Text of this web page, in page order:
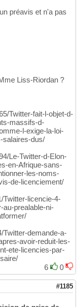
préavis et n'a pas
Liss-Riordan ?
Twitter-fait-l-objet-d-
massifs-d-
l-exige-la-loi-
salaires-dus/
Le-Twitter-d-Elon-
en-Afrique-sans-
les-noms-
de-licenciement/
Twitter-licencie-4-
au-prealable-ni-
Twitter-demande-a-
avoir-reduit-les-
ete-licencies-par-
6
0
#1185